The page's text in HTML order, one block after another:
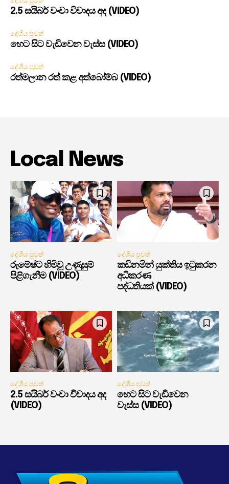
2.5 සයිබර් වංචා විවාදය අද (VIDEO)
දේශීය පුවත්
හෙට සිට වැඩිවෙන වැස්ස (VIDEO)
දේශීය පුවත්
රත්මලාන රත් කළ අත්බෝම්බ (VIDEO)
Local News
දේශීය පුවත්
රුමේෂ්ට හිමිවූ උණුසුම්
පිළිගැනීම (VIDEO)
දේශීය පුවත්
කඩිනමින් යුක්තිය ඉටුකරන
අධිකරණ
පද්ධතියක් (VIDEO)
දේශීය පුවත්
2.5 සයිබර් වංචා විවාදය අද
(VIDEO)
දේශීය පුවත්
හෙට සිට වැඩිවෙන
වැස්ස (VIDEO)